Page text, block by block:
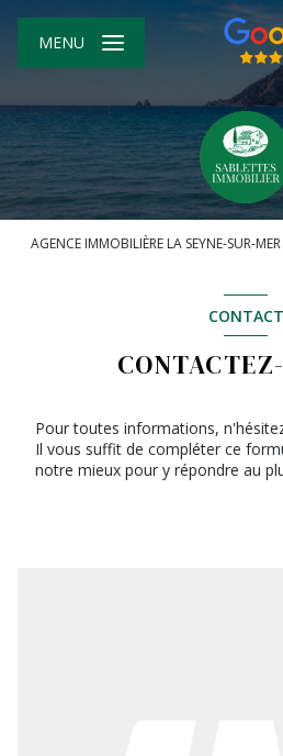
MENU
AGENCE IMMOBILIÈRE LA SEYNE-SUR-MER
CONTACT
Pour toutes informations,
Il vous suffit de compléter ce
notre mieux pour y répondre au